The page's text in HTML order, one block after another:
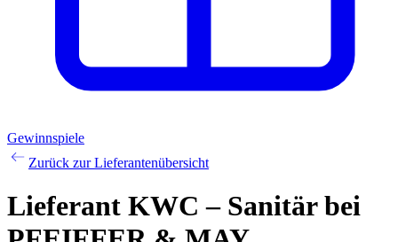
Gewinnspiele
Zurück zur Lieferantenübersicht
Lieferant KWC – Sanitär bei